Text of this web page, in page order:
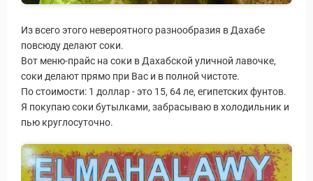
Из всего этого невероятного разнообразия в Дахабе
повсюду делают соки.
Вот меню-прайс на соки в Дахабской уличной лавочке,
соки делают прямо при Вас и в полной чистоте.
По стоимости: 1 доллар - это 15, 64 ле, египетских фунтов.
Я покупаю соки бутылками, забрасываю в холодильник и
пью круглосуточно.